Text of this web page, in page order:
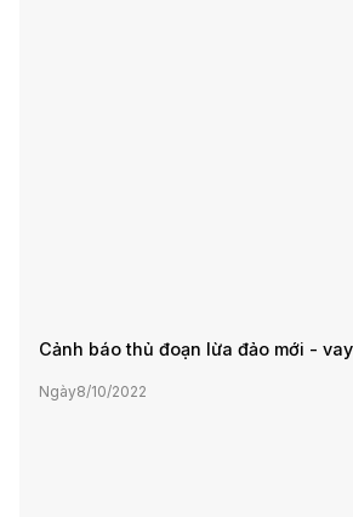
Cảnh báo thủ đoạn lừa đảo mới -
Ngày8/10/2022